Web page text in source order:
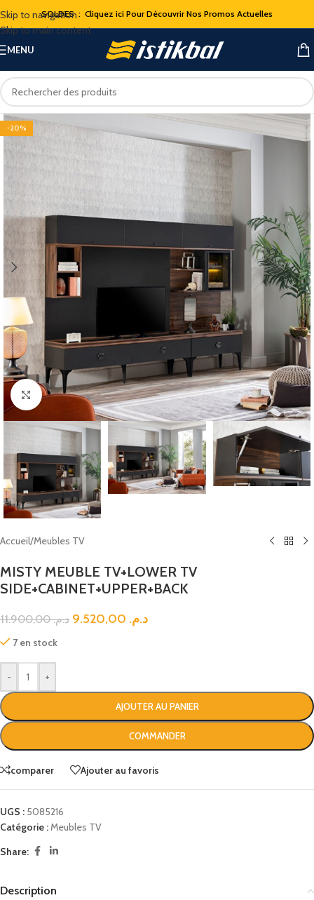
Skip to navigation
Skip to main content
SOLDES : Cliquez ici Pour Découvrir Nos Promos Actuelles
MENU
-20%
Click to enlarge
Accueil/Meubles TV
MISTY MEUBLE TV+LOWER TV
SIDE+CABINET+UPPER+BACK
د.م.11.900,00 د.م.
7 en stock
- +
AJOUTER AU PANIER
COMMANDER
comparer Ajouter au favoris
UGS : 5085216
Catégorie :Meubles TV
Share:
Description